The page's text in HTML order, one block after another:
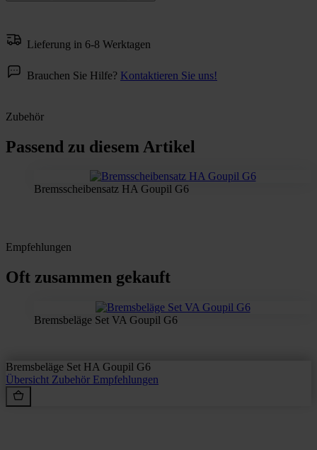
Lieferung in 6-8 Werktagen
Brauchen Sie Hilfe? Kontaktieren Sie uns!
Zubehör
Passend zu diesem Artikel
Bremsscheibensatz HA Goupil G6
Empfehlungen
Oft zusammen gekauft
Bremsbeläge Set VA Goupil G6
Bremsbeläge Set HA Goupil G6
Übersicht Zubehör Empfehlungen